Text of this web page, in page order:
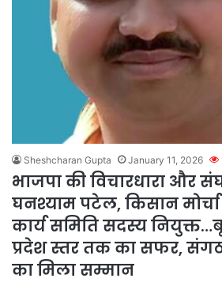
Sheshcharan Gupta January 11, 2026
भाजपा की विचारधारा और
घनश्याम पटेल, किसान मोर्चा
कार्य समिति सदस्य
प्रदेश स्तर तक का सफर,
का मिला सम्मान